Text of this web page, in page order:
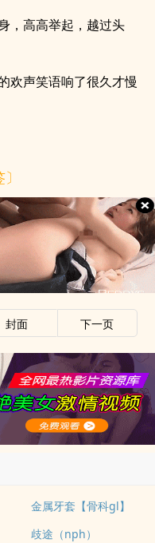
，高高举起，越过头
欢声笑语响了很久才慢
封面 下一页
金属牙套【骨科gl】
歧途（nph）